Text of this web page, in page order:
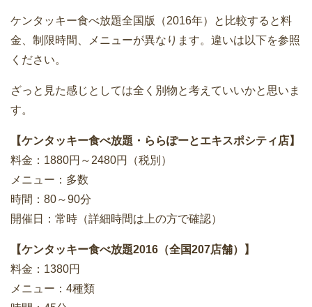
ケンタッキー食べ放題全国版（2016年）と比較すると料
金、制限時間、メニューが異なります。違いは以下を参照
ください。
ざっと見た感じとしては全く別物と考えていいかと思いま
す。
【ケンタッキー食べ放題・ららぽーとエキスポシティ店】
料金：1880円～2480円（税別）
メニュー：多数
時間：80～90分
開催日：常時（詳細時間は上の方で確認）
【ケンタッキー食べ放題2016（全国207店舗）】
料金：1380円
メニュー：4種類